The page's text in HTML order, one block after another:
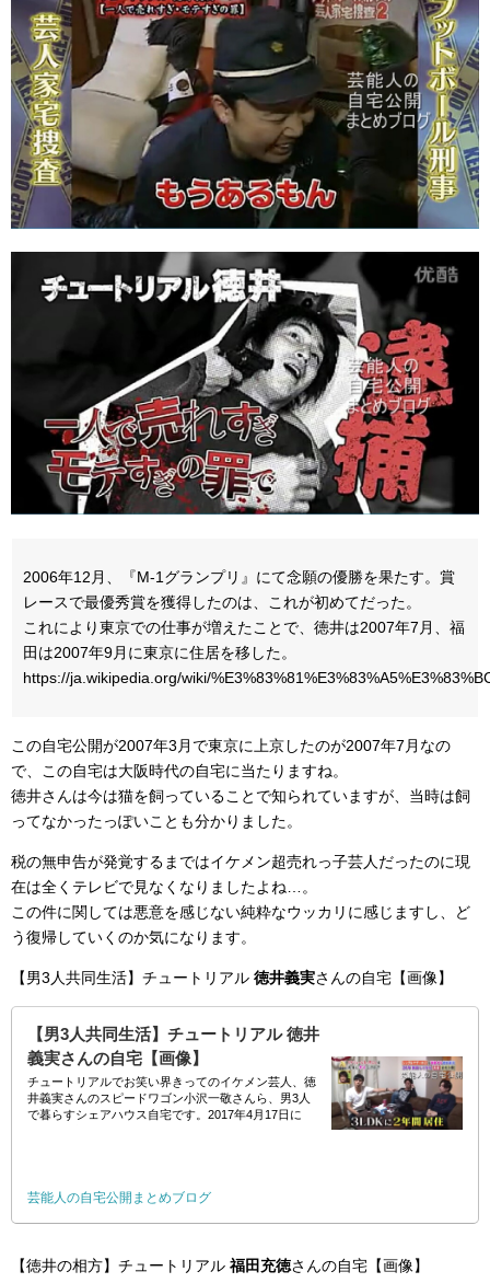
2006年12月、『M-1グランプリ』にて念願の優勝を果たす。賞
レースで最優秀賞を獲得したのは、これが初めてだった。
これにより東京での仕事が増えたことで、徳井は2007年7月、福
田は2007年9月に東京に住居を移した。
https://ja.wikipedia.org/wiki/
この自宅公開が2007年3月で東京に上京したのが2007年7月なの
で、この自宅は大阪時代の自宅に当たりますね。
徳井さんは今は猫を飼っていることで知られていますが、当時は飼
ってなかったっぽいことも分かりました。
税の無申告が発覚するまではイケメン超売れっ子芸人だったのに現
在は全くテレビで見なくなりましたよね…。
この件に関しては悪意を感じない純粋なウッカリに感じますし、ど
う復帰していくのか気になります。
【男3人共同生活】チュートリアル 徳井義実さんの自宅【画像】
【男3人共同生活】チュートリアル 徳井
義実さんの自宅【画像】
チュートリアルでお笑い界きってのイケメン芸人、徳
井義実さんのスピードワゴン小沢一敬さんら、男3人
で暮らすシェアハウス自宅です。2017年4月17日に
芸能人の自宅公開まとめブログ
【徳井の相方】チュートリアル 福田充徳さんの自宅【画像】